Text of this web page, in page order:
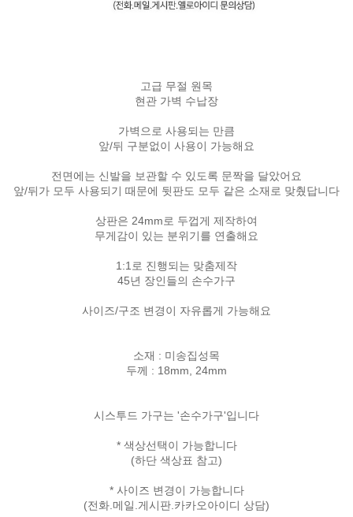
고급 무절 원목
현관 가벽 수납장
가벽으로 사용되는 만큼
앞/뒤 구분없이 사용이 가능해요
전면에는 신발을 보관할 수 있도록 문짝을 달았어요
앞/뒤가 모두 사용되기 때문에 뒷판도 모두 같은 소재로 맞췄답니다
상판은 24mm로 두껍게 제작하여
무게감이 있는 분위기를 연출해요
1:1로 진행되는 맞춤제작
45년 장인들의 손수가구
사이즈/구조 변경이 자유롭게 가능해요
소재 : 미송집성목
두께 : 18mm, 24mm
시스투드 가구는 '손수가구'입니다
* 색상선택이 가능합니다
(하단 색상표 참고)
* 사이즈 변경이 가능합니다
(전화.메일.게시판.카카오아이디 상담)